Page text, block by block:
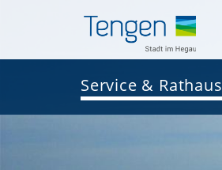
Service & Rathaus